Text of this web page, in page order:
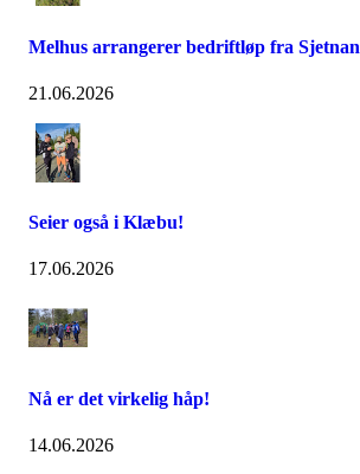
Melhus arrangerer bedriftløp fra
21.06.2026
Seier også i Klæbu!
17.06.2026
Nå er det virkelig håp!
14.06.2026